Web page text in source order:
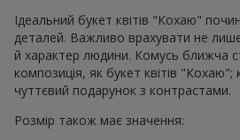
Ідеальний букет квітів "Кохаю"
деталей. Важливо врахувати не
й характер людини. Комусь ближча
композиція, як букет квітів
чуттєвий подарунок з контрастами.
Розмір також має значення: